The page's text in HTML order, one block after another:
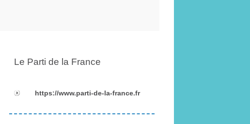
Le Parti de la France
https://www.parti-de-la-france.fr